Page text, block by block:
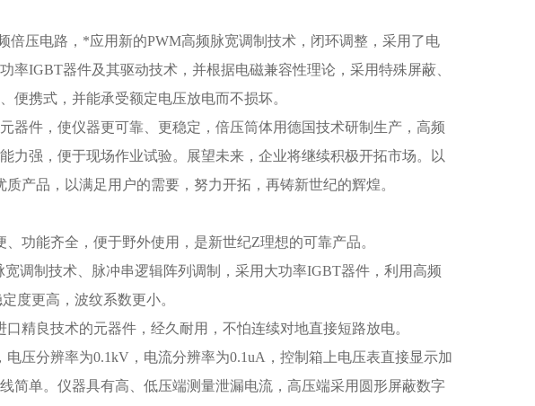
倍压电路，*应用新的PWM高频脉宽调制技术，闭环调整，采用了电
率IGBT器件及其驱动技术，并根据电磁兼容性理论，采用特殊屏蔽、
便携式，并能承受额定电压放电而不损坏。
器件，使仪器更可靠、更稳定，倍压筒体用德国技术研制生产，高频
力强，便于现场作业试验。展望未来，企业将继续积极开拓市场。以
产品，以满足用户的需要，努力开拓，再铸新世纪的辉煌。
功能齐全，便于野外使用，是新世纪Z理想的可靠产品。
调制技术、脉冲串逻辑阵列调制，采用大功率IGBT器件，利用高频
度更高，波纹系数更小。
精良技术的元器件，经久耐用，不怕连续对地直接短路放电。
压分辨率为0.1kV，电流分辨率为0.1uA，控制箱上电压表直接显示加
简单。仪器具有高、低压端测量泄漏电流，高压端采用圆形屏蔽数字